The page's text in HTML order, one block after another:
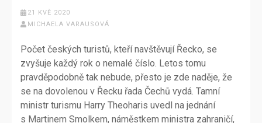
21 KVĚ 2020
MICHAELA VARAUSOVÁ
Počet českých turistů, kteří navštěvují Řecko, se
zvyšuje každý rok o nemalé číslo. Letos tomu
pravděpodobně tak nebude, přesto je zde naděje, že
se na dovolenou v Řecku řada Čechů vydá. Tamní
ministr turismu Harry Theoharis uvedl na jednání
s Martinem Smolkem, náměstkem ministra zahraničí,